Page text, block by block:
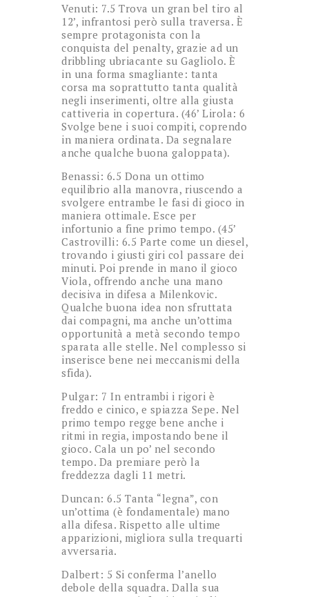
Venuti: 7.5 Trova un gran bel tiro al
12’, infrantosi però sulla traversa. È
sempre protagonista con la
conquista del penalty, grazie ad un
dribbling ubriacante su Gagliolo. È
in una forma smagliante: tanta
corsa ma soprattutto tanta qualità
negli inserimenti, oltre alla giusta
cattiveria in copertura. (46’ Lirola: 6
Svolge bene i suoi compiti, coprendo
in maniera ordinata. Da segnalare
anche qualche buona galoppata).
Benassi: 6.5 Dona un ottimo
equilibrio alla manovra, riuscendo a
svolgere entrambe le fasi di gioco in
maniera ottimale. Esce per
infortunio a fine primo tempo. (45’
Castrovilli: 6.5 Parte come un diesel,
trovando i giusti giri col passare dei
minuti. Poi prende in mano il gioco
Viola, offrendo anche una mano
decisiva in difesa a Milenkovic.
Qualche buona idea non sfruttata
dai compagni, ma anche un’ottima
opportunità a metà secondo tempo
sparata alle stelle. Nel complesso si
inserisce bene nei meccanismi della
sfida).
Pulgar: 7 In entrambi i rigori è
freddo e cinico, e spiazza Sepe. Nel
primo tempo regge bene anche i
ritmi in regia, impostando bene il
gioco. Cala un po’ nel secondo
tempo. Da premiare però la
freddezza dagli 11 metri.
Duncan: 6.5 Tanta “legna”, con
un’ottima (è fondamentale) mano
alla difesa. Rispetto alle ultime
apparizioni, migliora sulla trequarti
avversaria.
Dalbert: 5 Si conferma l’anello
debole della squadra. Dalla sua